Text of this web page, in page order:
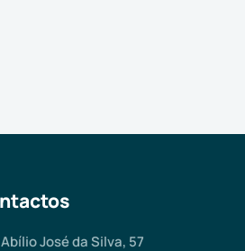
José da Silva, 57